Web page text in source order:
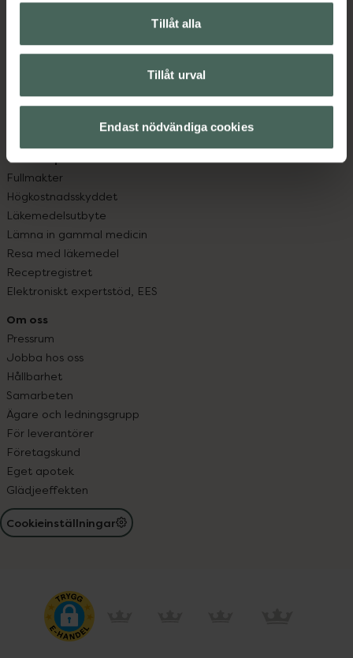
Tillåt alla
Tillåt urval
Endast nödvändiga cookies
Leverans, betalning och retur
App
Om recept och läkemedel
Fullmakter
Högkostnadsskyddet
Läkemedelsutbyte
Lämna in gammal medicin
Resa med läkemedel
Receptregistret
Elektroniskt expertstöd, EES
Om oss
Pressrum
Jobba hos oss
Hållbarhet
Samarbeten
Ägare och ledningsgrupp
För leverantörer
Företagskund
Eget apotek
Glädjeeffekten
Cookieinställningar